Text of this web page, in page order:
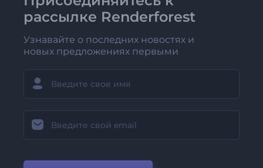
рассылке Renderforest
Узнавайте о последних новостях и
новых предложениях первыми